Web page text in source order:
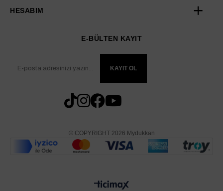
HESABIM
E-BÜLTEN KAYIT
KAYIT OL
© COPYRIGHT 2026 Mydukkan